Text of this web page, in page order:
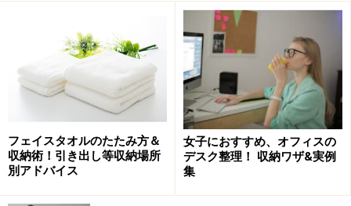
は、ダイニングテーブルで過ごす時間に変化がみられて
います。
仕事や勉強をしながら、頻繁にお茶を飲むことが増えた
収納環境プランナー・みのわ香波さんは、「ポットを置
くこともできる大きいサイズのコースターを手作りし
た」といい、テーブルに出したままにしているそう。も
ともと持っていたティッシュケースと馴染む色を素材に
しているため、ゴチャついた印象にはなりません。特徴
フェイスタオルのたたみ方＆
収納術！引き出し等収納場所
別アドバイス
女子におすすめ、オフィスの
デスク整理！ 収納ワザ&実例
集